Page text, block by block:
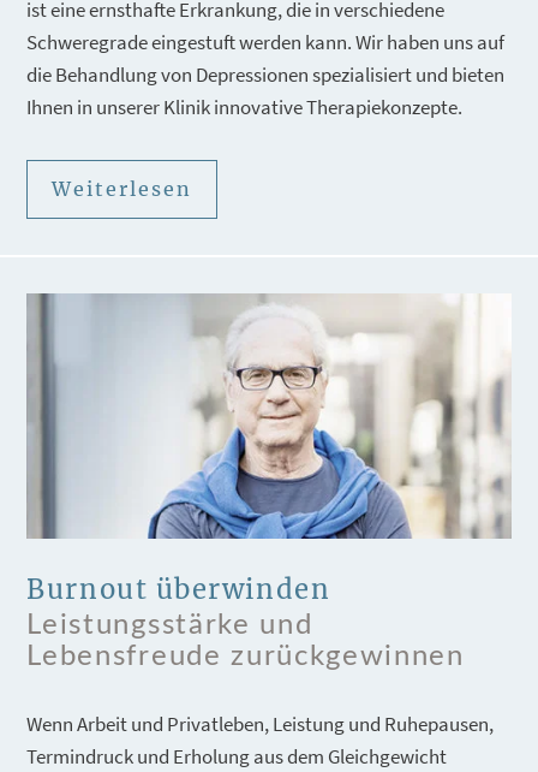
ist eine ernsthafte Erkrankung, die in verschiedene
Schweregrade eingestuft werden kann. Wir haben uns auf
die Behandlung von Depressionen spezialisiert und bieten
Ihnen in unserer Klinik innovative Therapiekonzepte.
Weiterlesen
Burnout überwinden
Leistungsstärke und
Lebensfreude zurückgewinnen
Wenn Arbeit und Privatleben, Leistung und Ruhepausen,
Termindruck und Erholung aus dem Gleichgewicht